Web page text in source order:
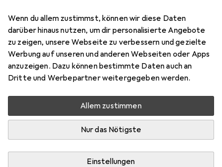
Wenn du allem zustimmst, können wir diese Daten
darüber hinaus nutzen, um dir personalisierte Angebote
zu zeigen, unsere Webseite zu verbessern und gezielte
Werbung auf unseren und anderen Webseiten oder Apps
anzuzeigen. Dazu können bestimmte Daten auch an
Dritte und Werbepartner weitergegeben werden.
Allem zustimmen
Nur das Nötigste
Einstellungen
Preis in EUR inkl. MwSt.
Bewertungen Marke
Mehr von StarTech
Zwischen Di, 11.8. und Mi, 12.8. geliefert
Nur 2 Stück an Lager beim Lieferanten
Lieferort angeben für genaue Lieferzeit
In den Warenkorb